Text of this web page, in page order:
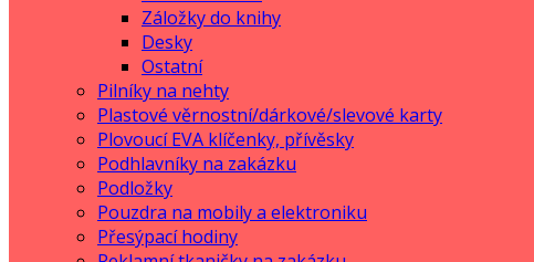
Záložky do knihy
Desky
Ostatní
Pilníky na nehty
Plastové věrnostní/dárkové/slevové karty
Plovoucí EVA klíčenky, přívěsky
Podhlavníky na zakázku
Podložky
Pouzdra na mobily a elektroniku
Přesýpací hodiny